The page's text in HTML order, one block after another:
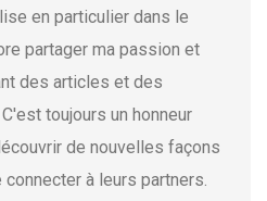
en particulier dans le
partager ma passion et
des articles et des
toujours un honneur
de nouvelles façons
à leurs partners.